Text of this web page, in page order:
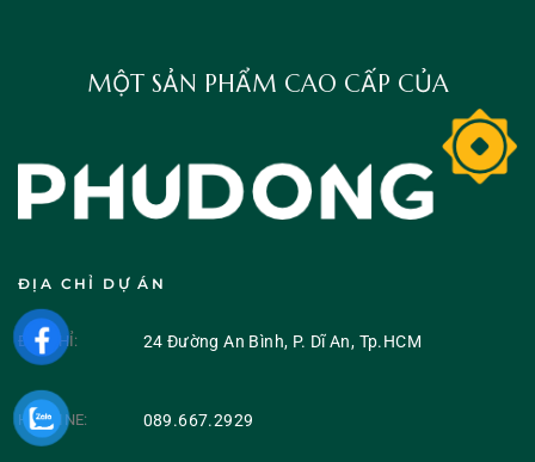
MỘT SẢN PHẨM CAO CẤP CỦA
ĐỊA CHỈ DỰ ÁN
ĐỊA CHỈ: 24 Đường An Bình, P. Dĩ An, Tp.HCM
HOTLINE: 089.667.2929